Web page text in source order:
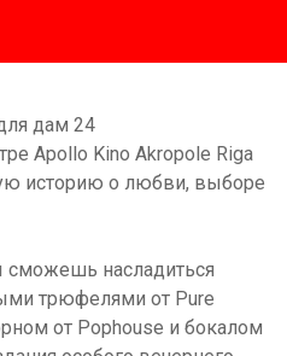
дам 24
Apollo Kino Akropole Riga
историю о любви, выборе
сможешь насладиться
трюфелями от Pure
от Pophouse и бокалом